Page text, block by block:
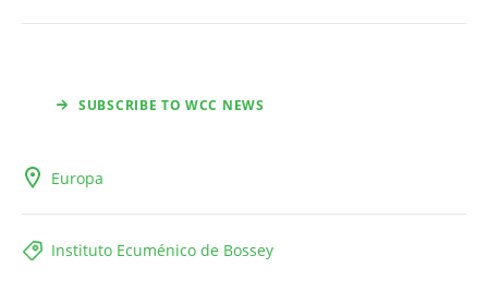
SUBSCRIBE TO WCC NEWS
Europa
Instituto Ecuménico de Bossey